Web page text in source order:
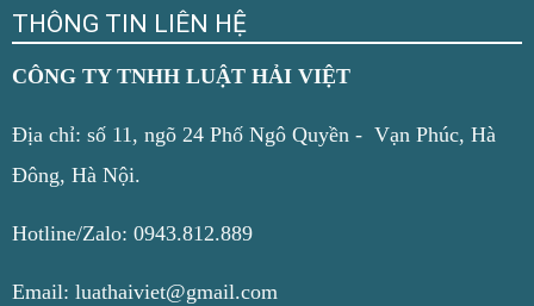
THÔNG TIN LIÊN HỆ
CÔNG TY TNHH LUẬT HẢI VIỆT
Địa chỉ: số 11, ngõ 24 Phố Ngô Quyền - Vạn Phúc, Hà
Đông, Hà Nội.
Hotline/Zalo: 0943.812.889
Email: luathaiviet@gmail.com